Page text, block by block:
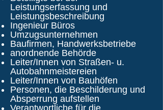
Leistungserfassung und
Leistungsbeschreibung
Ingenieur Büros
Umzugsunternehmen
Baufirmen, Handwerksbetriebe
anordnende Behörde
Leiter/Innen von Straßen- u.
Autobahnmeistereien
Leiter/Innen von Bauhöfen
Personen, die Beschilderung und
Absperrung aufstellen
Verantwortliche für die